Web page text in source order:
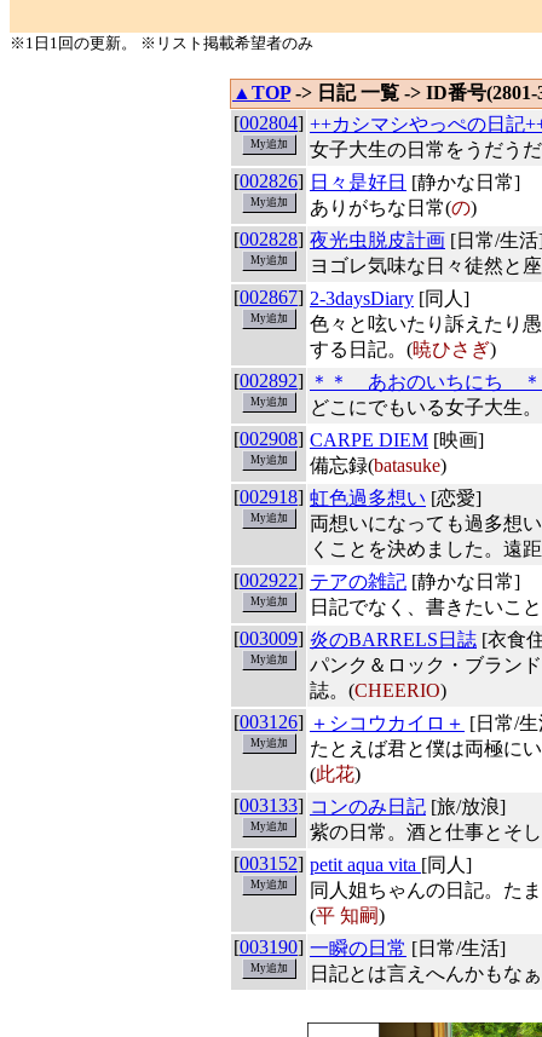
※1日1回の更新。 ※リスト掲載希望者のみ
▲TOP-> 日記 一覧 -> ID番号(2801-
[002804] ++カシマシやっぺの日記
女子大生の日常をうだう
[002826] 日々是好日 [静かな日常]
ありがちな日常(の)
[002828] 夜光虫脱皮計画 [日常/生
ヨゴレ気味な日々徒然と
[002867] 2-3daysDiary [同人]
色々と呟いたり訴えたり
する日記。(暁ひさぎ)
[002892] ＊＊ あおのいちにち
どこにでもいる女子大生
[002908] CARPE DIEM [映画]
備忘録(batasuke)
[002918] 虹色過多想い [恋愛]
両想いになっても過多想
くことを決めました。遠
[002922] テアの雑記 [静かな日常]
日記でなく、書きたいこ
[003009] 炎のBARRELS日誌 [衣食
パンク＆ロック・ブラン
誌。(CHEERIO)
[003126] ＋シコウカイロ＋ [日常/
たとえば君と僕は両極に
(此花)
[003133] コンのみ日記 [旅/放浪]
紫の日常。酒と仕事とそ
[003152] petit aqua vita [同人]
同人姐ちゃんの日記。た
(平 知嗣)
[003190] 一瞬の日常 [日常/生活]
日記とは言えへんかもな